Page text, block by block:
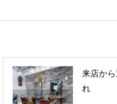
来店か
れ